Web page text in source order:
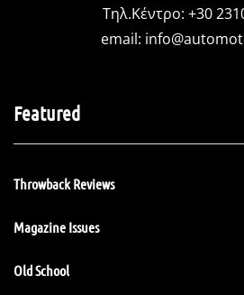
Τηλ.Κέντρο: +30
email:
Featured
Throwback Reviews
Magazine Issues
Old School